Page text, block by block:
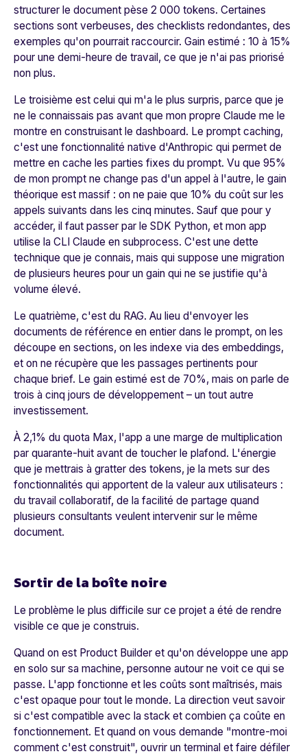
structurer le document pèse 2 000 tokens. Certaines
sections sont verbeuses, des checklists redondantes, des
exemples qu'on pourrait raccourcir. Gain estimé : 10 à 15%
pour une demi-heure de travail, ce que je n'ai pas priorisé
non plus.
Le troisième est celui qui m'a le plus surpris, parce que je
ne le connaissais pas avant que mon propre Claude me le
montre en construisant le dashboard. Le prompt caching,
c'est une fonctionnalité native d'Anthropic qui permet de
mettre en cache les parties fixes du prompt. Vu que 95%
de mon prompt ne change pas d'un appel à l'autre, le gain
théorique est massif : on ne paie que 10% du coût sur les
appels suivants dans les cinq minutes. Sauf que pour y
accéder, il faut passer par le SDK Python, et mon app
utilise la CLI Claude en subprocess. C'est une dette
technique que je connais, mais qui suppose une migration
de plusieurs heures pour un gain qui ne se justifie qu'à
volume élevé.
Le quatrième, c'est du RAG. Au lieu d'envoyer les
documents de référence en entier dans le prompt, on les
découpe en sections, on les indexe via des embeddings,
et on ne récupère que les passages pertinents pour
chaque brief. Le gain estimé est de 70%, mais on parle de
trois à cinq jours de développement – un tout autre
investissement.
À 2,1% du quota Max, l'app a une marge de multiplication
par quarante-huit avant de toucher le plafond. L'énergie
que je mettrais à gratter des tokens, je la mets sur des
fonctionnalités qui apportent de la valeur aux utilisateurs :
du travail collaboratif, de la facilité de partage quand
plusieurs consultants veulent intervenir sur le même
document.
Sortir de la boîte noire
Le problème le plus difficile sur ce projet a été de rendre
visible ce que je construis.
Quand on est Product Builder et qu'on développe une app
en solo sur sa machine, personne autour ne voit ce qui se
passe. L'app fonctionne et les coûts sont maîtrisés, mais
c'est opaque pour tout le monde. La direction veut savoir
si c'est compatible avec la stack et combien ça coûte en
fonctionnement. Et quand on vous demande "montre-moi
comment c'est construit", ouvrir un terminal et faire défiler